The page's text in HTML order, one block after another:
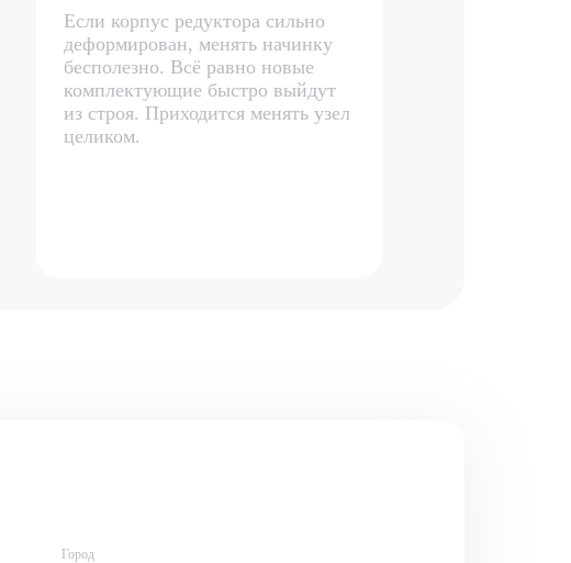
Если корпус редуктора сильно
деформирован, менять начинку
бесполезно. Всё равно новые
комплектующие быстро выйдут
из строя. Приходится менять узел
целиком.
Город